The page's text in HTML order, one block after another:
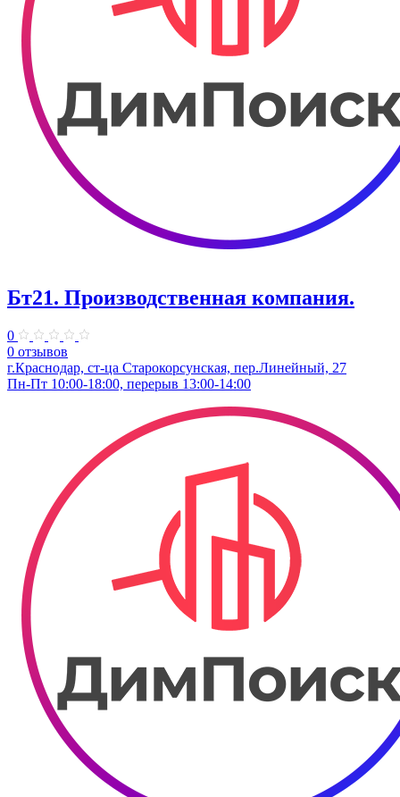
Бт21. Производственная компания.
0
0 отзывов
г.Краснодар, ст-ца Старокорсунская, пер.Линейный, 27
Пн-Пт 10:00-18:00, перерыв 13:00-14:00